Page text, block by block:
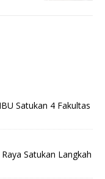
Satukan 4 Fakultas
Satukan Langkah